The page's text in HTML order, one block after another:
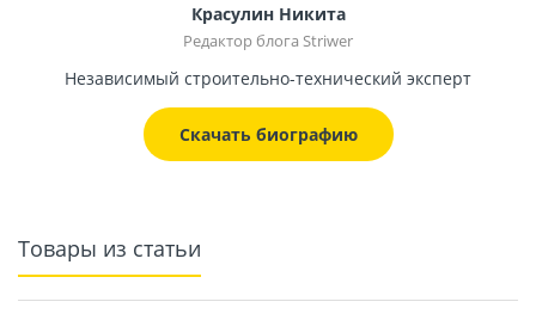
Красулин Никита
Редактор блога Striwer
Независимый строительно-технический эксперт
Скачать биографию
Товары из статьи